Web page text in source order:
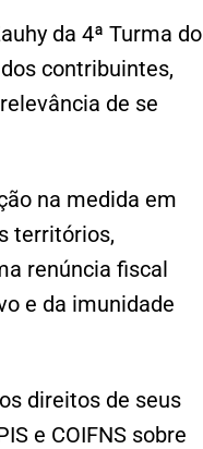
da 4ª Turma do
contribuintes,
de se
na medida em
territórios,
renúncia fiscal
e da imunidade
direitos de seus
e COIFNS sobre